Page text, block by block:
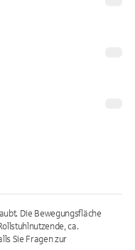
Die Bewegungsfläche
ca.
Sie Fragen zur